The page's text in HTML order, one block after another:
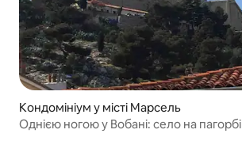
Кондомініум у місті Марсель
Однією ногою у Вобані: село на пагорбі